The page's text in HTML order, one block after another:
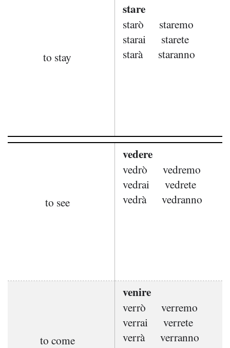
to stay
stare
starò
staremo
starai
starete
starà
staranno
to see
vedere
vedrò
vedremo
vedrai
vedrete
vedrà
vedranno
to come
venire
verrò
verremo
verrai
verrete
verrà
verranno